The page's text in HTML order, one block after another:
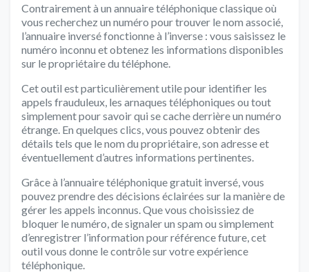
Contrairement à un annuaire téléphonique classique où
vous recherchez un numéro pour trouver le nom associé,
l’annuaire inversé fonctionne à l’inverse : vous saisissez le
numéro inconnu et obtenez les informations disponibles
sur le propriétaire du téléphone.
Cet outil est particulièrement utile pour identifier les
appels frauduleux, les arnaques téléphoniques ou tout
simplement pour savoir qui se cache derrière un numéro
étrange. En quelques clics, vous pouvez obtenir des
détails tels que le nom du propriétaire, son adresse et
éventuellement d’autres informations pertinentes.
Grâce à l’annuaire téléphonique gratuit inversé, vous
pouvez prendre des décisions éclairées sur la manière de
gérer les appels inconnus. Que vous choisissiez de
bloquer le numéro, de signaler un spam ou simplement
d’enregistrer l’information pour référence future, cet
outil vous donne le contrôle sur votre expérience
téléphonique.